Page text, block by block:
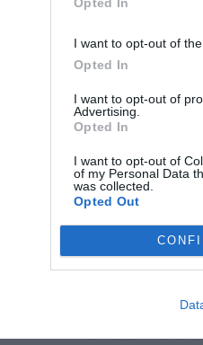
I want to opt-out of
Opted In
I want to opt-out of
Advertising.
Opted In
I want to opt-out of
of my Personal Data
was collected.
Opted Out
amb les últimes notícies
Els nous trens